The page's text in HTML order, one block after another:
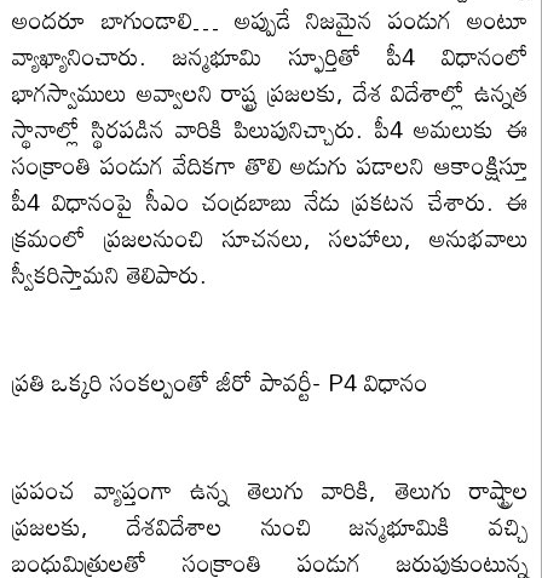
అందరూ బాగుండాలి… అప్పుడే నిజమైన పండుగ అంటూ
వ్యాఖ్యానించారు. జన్మభూమి స్ఫూర్తితో పీ4 విధానంలో
భాగస్వాములు అవ్వాలని రాష్ట్ర ప్రజలకు, దేశ విదేశాల్లో ఉన్నత
స్థానాల్లో స్థిరపడిన వారికి పిలుపునిచ్చారు. పీ4 అమలుకు ఈ
సంక్రాంతి పండుగ వేదికగా తొలి అడుగు పడాలని ఆకాంక్షిస్తూ
పీ4 విధానంపై సీఎం చంద్రబాబు నేడు ప్రకటన చేశారు. ఈ
క్రమంలో ప్రజలనుంచి సూచనలు, సలహాలు, అనుభవాలు
స్వీకరిస్తామని తెలిపారు.
ప్రతి ఒక్కరి సంకల్పంతో జీరో పావర్టీ- P4 విధానం
ప్రపంచ వ్యాప్తంగా ఉన్న తెలుగు వారికి, తెలుగు రాష్ట్రాల
ప్రజలకు, దేశవిదేశాల నుంచి జన్మభూమికి వచ్చి
బంధుమిత్రులతో సంక్రాంతి పండుగ జరుపుకుంటున్న